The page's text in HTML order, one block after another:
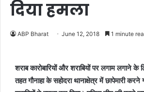
दिया हमला
ABP Bharat June 12, 2018 1 minute
शराब कारोबारियों और शराबियों पर लगाम लगाने
तहत गौनाहा के सहोदरा थानाक्षेत्र में छापेमारी